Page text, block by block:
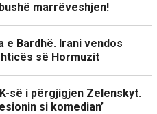
marrëveshjen!
e Bardhë. Irani vendos
së Hormuzit
së i përgjigjen Zelenskyt.
si komedian’